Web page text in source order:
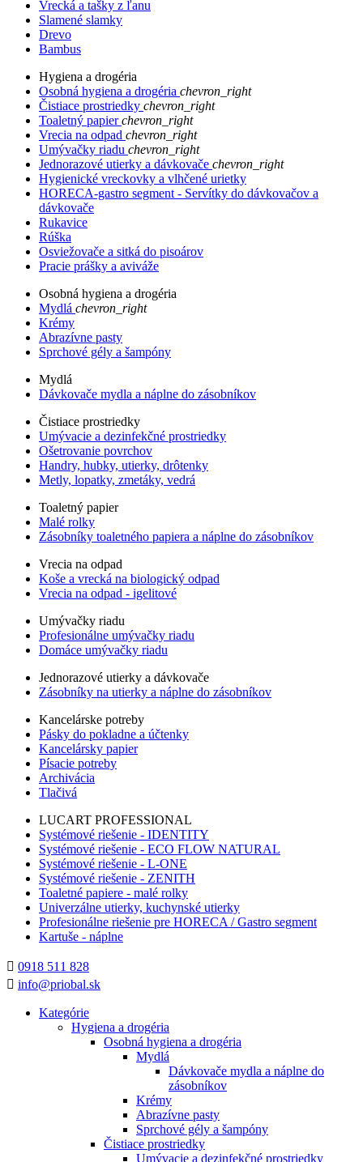
Vrecká a tašky z ľanu
Slamené slamky
Drevo
Bambus
Hygiena a drogéria
Osobná hygiena a drogéria chevron_right
Čistiace prostriedky chevron_right
Toaletný papierchevron_right
Vrecia na odpad chevron_right
Umývačky riadu chevron_right
Jednorazové utierky a dávkovače chevron_right
Hygienické vreckovky a vlhčené urietky
HORECA-gastro segment - Servítky do dávkovačov a
dávkovače
Rukavice
Rúška
Osviežovače a sitká do pisoárov
Pracie prášky a aviváže
Osobná hygiena a drogéria
Mydlá chevron_right
Krémy
Abrazívne pasty
Sprchové gély a šampóny
Mydlá
Dávkovače mydla a náplne do zásobníkov
Čistiace prostriedky
Umývacie a dezinfekčné prostriedky
Ošetrovanie povrchov
Handry, hubky, utierky, drôtenky
Metly, lopatky, zmetáky, vedrá
Toaletný papier
Malé rolky
Zásobníky toaletného papiera a náplne do zásobníkov
Vrecia na odpad
Koše a vrecká na biologický odpad
Vrecia na odpad - igelitové
Umývačky riadu
Profesionálne umývačky riadu
Domáce umývačky riadu
Jednorazové utierky a dávkovače
Zásobníky na utierky a náplne do zásobníkov
Kancelárske potreby
Pásky do pokladne a účtenky
Kancelársky papier
Písacie potreby
Archivácia
Tlačivá
LUCART PROFESSIONAL
Systémové riešenie - IDENTITY
Systémové riešenie - ECO FLOW NATURAL
Systémové riešenie - L-ONE
Systémové riešenie - ZENITH
Toaletné papiere - malé rolky
Univerzálne utierky, kuchynské utierky
Profesionálne riešenie pre HORECA / Gastro segment
Kartuše - náplne
 0918 511 828
 info@priobal.sk
Kategórie
Hygiena a drogéria
Osobná hygiena a drogéria
Mydlá
Dávkovače mydla a náplne do
zásobníkov
Krémy
Abrazívne pasty
Sprchové gély a šampóny
Čistiace prostriedky
Umývacie a dezinfekčné prostriedky